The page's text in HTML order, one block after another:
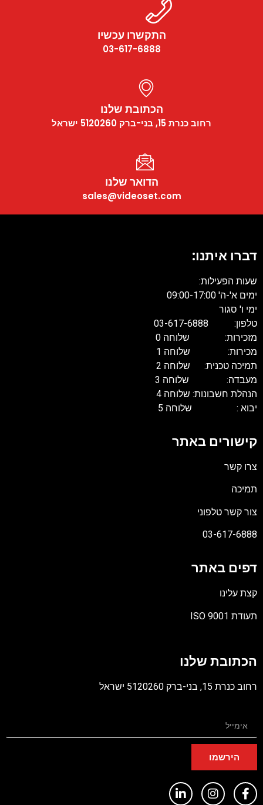
התקשרו עכשיו
03-617-6888
הכתובת שלנו
רחוב כנרת 15, בני-ברק 5120260 ישראל
הדואר שלנו
sales@videoset.com
דברו איתנו:
שעות הפעילות:
ימים א'-ה' 09:00-17:00
ימי ו' סגור
טלפון: 03-617-6888
מזכירות: שלוחה 0
מכירות: שלוחה 1
תמיכה טכנית: שלוחה 2
מעבדה: שלוחה 3
הנהלת חשבונות: שלוחה 4
יבוא : שלוחה 5
קישורים באתר
צרו קשר
תמיכה
צור קשר טלפוני
03-617-6888
דפים באתר
קצת עלינו
תעודת ISO 9001
PDF
הכתובת שלנו
רחוב כנרת 15, בני-ברק 5120260 ישראל
הירשמו